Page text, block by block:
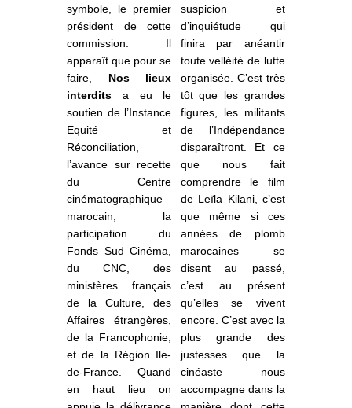
symbole, le premier
président de cette
commission. Il
apparaît que pour se
faire, Nos lieux
interdits a eu le
soutien de l’Instance
Equité et
Réconciliation,
l’avance sur recette
du Centre
cinématographique
marocain, la
participation du
Fonds Sud Cinéma,
du CNC, des
ministères français
de la Culture, des
Affaires étrangères,
de la Francophonie,
et de la Région Ile-
de-France. Quand
en haut lieu on
suspicion et
d’inquiétude qui
finira par anéantir
toute velléité de lutte
organisée. C’est très
tôt que les grandes
figures, les militants
de l’Indépendance
disparaîtront. Et ce
que nous fait
comprendre le film
de Leïla Kilani, c’est
que même si ces
années de plomb
marocaines se
disent au passé,
c’est au présent
qu’elles se vivent
encore. C’est avec la
plus grande des
justesses que la
cinéaste nous
accompagne dans la